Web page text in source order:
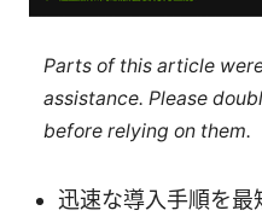
Parts of this article
assistance. Please
before relying on them.
迅速な導入手順を最